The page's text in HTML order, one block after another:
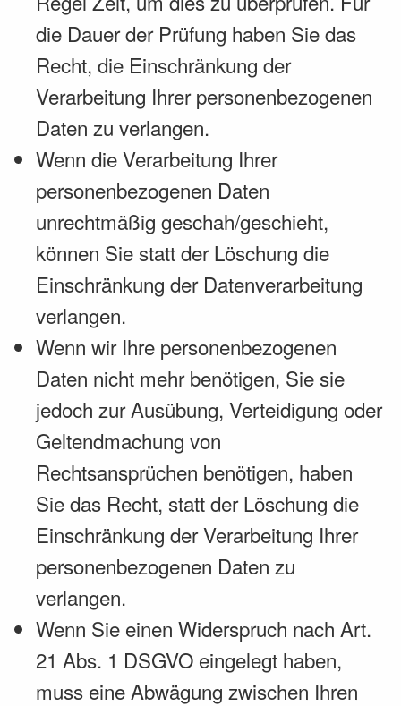
die Dauer der Prüfung haben Sie das
Recht, die Einschränkung der
Verarbeitung Ihrer personenbezogenen
Daten zu verlangen.
Wenn die Verarbeitung Ihrer
personenbezogenen Daten
unrechtmäßig geschah/geschieht,
können Sie statt der Löschung die
Einschränkung der Datenverarbeitung
verlangen.
Wenn wir Ihre personenbezogenen
Daten nicht mehr benötigen, Sie sie
jedoch zur Ausübung, Verteidigung oder
Geltendmachung von
Rechtsansprüchen benötigen, haben
Sie das Recht, statt der Löschung die
Einschränkung der Verarbeitung Ihrer
personenbezogenen Daten zu
verlangen.
Wenn Sie einen Widerspruch nach Art.
21 Abs. 1 DSGVO eingelegt haben,
muss eine Abwägung zwischen Ihren